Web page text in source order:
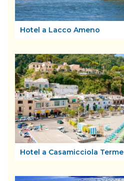
Hotel a Lacco Ameno
Hotel a Casamicciola Terme